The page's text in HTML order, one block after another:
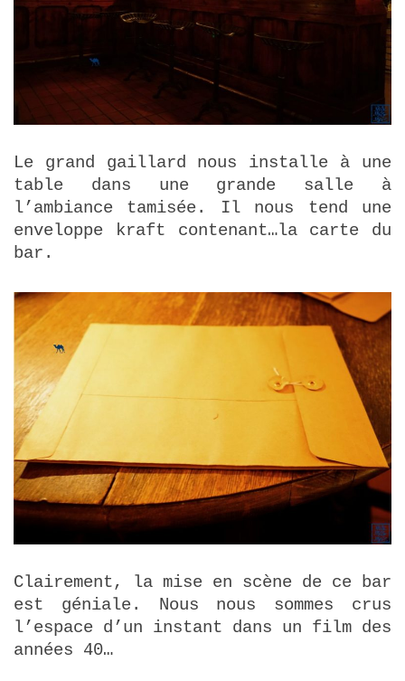
Le grand gaillard nous installe à une
table dans une grande salle à
l’ambiance tamisée. Il nous tend une
enveloppe kraft contenant…la carte du
bar.
Clairement, la mise en scène de ce bar
est géniale. Nous nous sommes crus
l’espace d’un instant dans un film des
années 40…